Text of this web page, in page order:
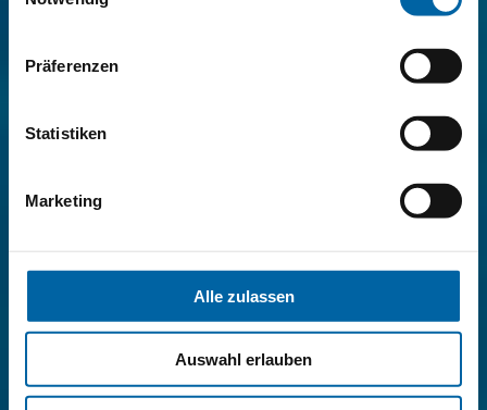
Präferenzen
Statistiken
Marketing
Alle zulassen
Auswahl erlauben